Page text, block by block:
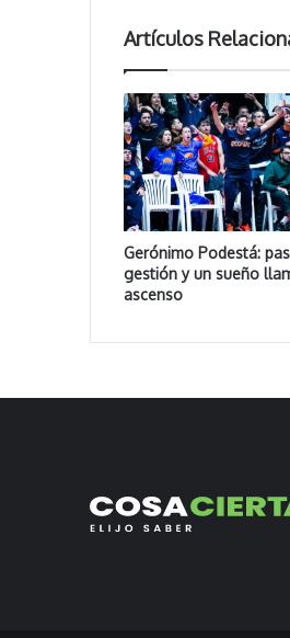
Artículos
Gerónimo Podestá:
gestión y un sueño
ascenso